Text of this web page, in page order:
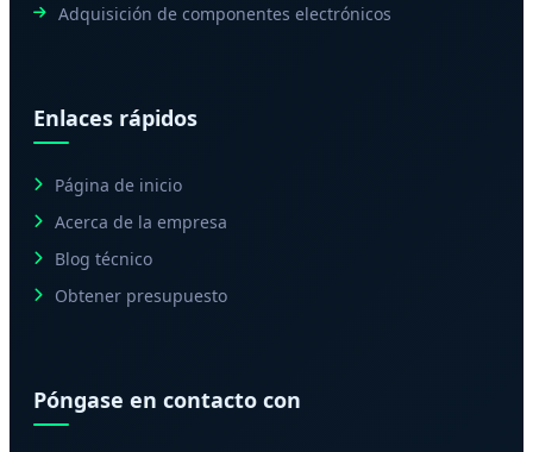
Adquisición de componentes electrónicos
Enlaces rápidos
Página de inicio
Acerca de la empresa
Blog técnico
Obtener presupuesto
Póngase en contacto con